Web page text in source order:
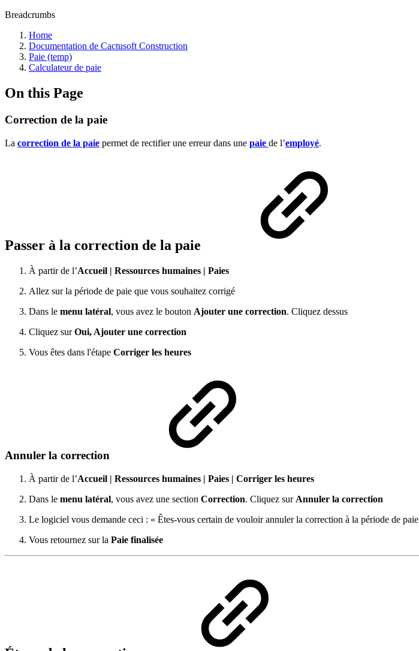
Breadcrumbs
Home
Documentation de Cactusoft Construction
Paie (temp)
Calculateur de paie
On this Page
Correction de la paie
La correction de la paie permet de rectifier une erreur dans une paie de l’employé.
Passer à la correction de la paie
À partir de l’Accueil | Ressources humaines | Paies
Allez sur la période de paie que vous souhaitez corrigé
Dans le menu latéral, vous avez le bouton Ajouter une correction. Cliquez dessus
Cliquez surOui, Ajouter une correction
Vous êtes dans l'étape Corriger les heures
Annuler la correction
À partir de l’Accueil | Ressources humaines | Paies | Corriger les heures
Dans le menu latéral, vous avez une section Correction. Cliquez sur Annuler la correction
Le logiciel vous demande ceci : « Êtes-vous certain de vouloir annuler la correction à la période de paie
Vous retournez sur la Paie finalisée